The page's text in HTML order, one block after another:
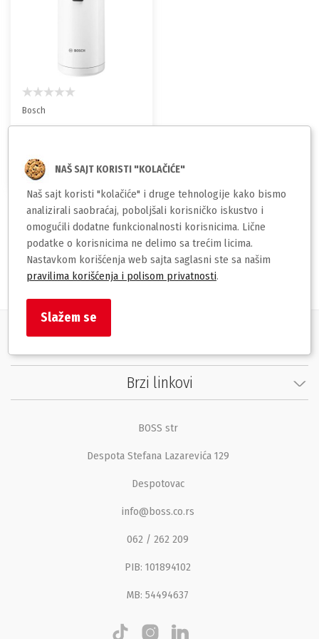
Bosch
3.699,00rsd
1
Brzi linkovi
BOSS str
Despota Stefana Lazarevića 129
Despotovac
info@boss.co.rs
062 / 262 209
PIB: 101894102
MB: 54494637
NAŠ SAJT KORISTI "KOLAČIĆE"
Naš sajt koristi "kolačiće" i druge tehnologije kako bismo
analizirali saobraćaj, poboljšali korisničko iskustvo i
omogućili dodatne funkcionalnosti korisnicima. Lične
podatke o korisnicima ne delimo sa trećim licima.
Nastavkom korišćenja web sajta saglasni ste sa našim
pravilima korišćenja i polisom privatnosti.
Slažem se